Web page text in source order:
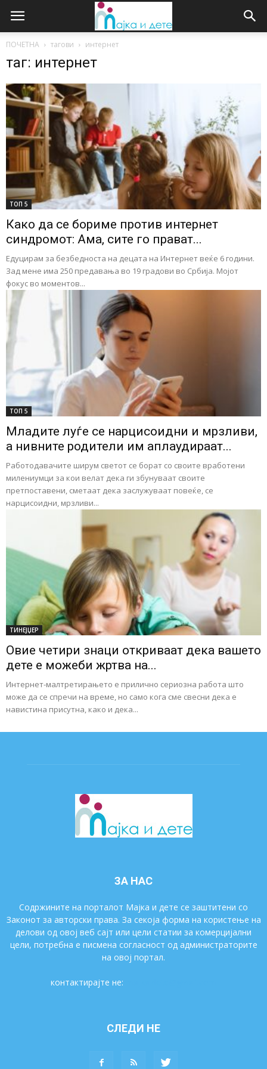
ПОЧЕТНА тагови интернет
таг: интернет
ТОП 5
Како да се бориме против интернет
синдромот: Ама, сите го прават...
Едуцирам за безбедноста на децата на Интернет веќе 6 години.
Зад мене има 250 предавања во 19 градови во Србија. Мојот
фокус во моментов...
ТОП 5
Младите луѓе се нарцисоидни и мрзливи,
а нивните родители им аплаудираат...
Работодавачите ширум светот се борат со своите вработени
милениумци за кои велат дека ги збунуваат своите
претпоставени, сметаат дека заслужуваат повеќе, се
нарцисоидни, мрзливи...
ТИНЕЈЏЕР
Овие четири знаци откриваат дека вашето
дете е можеби жртва на...
Интернет-малтретирањето е прилично сериозна работа што
може да се спречи на време, но само кога сме свесни дека е
навистина присутна, како и дека...
ЗА НАС
Содржините на порталот Мајка и дете се заштитени со
Законот за авторски права. За секоја форма на користење на
делови од овој веб сајт или цели статии за комерцијални
цели, потребна е писмена согласност од администраторите
на овој портал.
контактирајте не:
СЛЕДИ НЕ